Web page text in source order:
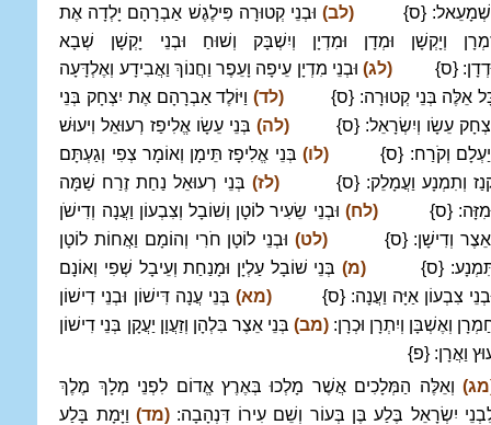
{ס}(לב) וּבְנֵי קְטוּרָה פִּילֶגֶשׁ אַבְרָהָם יָלְדָה אֶת
וְיָקְשָׁן וּמְדָן וּמִדְיָן וְיִשְׁבָּק וְשׁוּחַ וּבְנֵי יָקְשָׁן שְׁבָא
{ס} (לג) וּבְנֵי מִדְיָן עֵיפָה וָעֵפֶר וַחֲנוֹךְ וַאֲבִידָע וְאֶלְדָּעָה
אֵלֶּה בְּנֵי קְטוּרָה: {ס} (לד) וַיּוֹלֶד אַבְרָהָם אֶת יִצְחָק בְּנֵי
עֵשָׂו וְיִשְׂרָאֵל: {ס}(לה) בְּנֵי עֵשָׂו אֱלִיפַז רְעוּאֵל וִיעוּשׁ
וְקֹרַח: {ס} (לו) בְּנֵי אֱלִיפָז תֵּימָן וְאוֹמָר צְפִי וְגַעְתָּם
וְתִמְנָע וַעֲמָלֵק: {ס}(לז) בְּנֵי רְעוּאֵל נַחַת זֶרַח שַׁמָּה
{ס}(לח) וּבְנֵי שֵׂעִיר לוֹטָן וְשׁוֹבָל וְצִבְעוֹן וַעֲנָה וְדִישֹׁן
וְדִישָׁן: {ס}(לט) וּבְנֵי לוֹטָן חֹרִי וְהוֹמָם וַאֲחוֹת לוֹטָן
{ס}(מ) בְּנֵי שׁוֹבָל עַלְיָן וּמָנַחַת וְעֵיבָל שְׁפִי וְאוֹנָם
צִבְעוֹן אַיָּה וַעֲנָה: {ס}(מא) בְּנֵי עֲנָה דִּישׁוֹן וּבְנֵי דִישׁוֹן
וְאֶשְׁבָּן וְיִתְרָן וּכְרָן:(מב) בְּנֵי אֵצֶר בִּלְהָן וְזַעֲוָן יַעֲקָן בְּנֵי דִישׁוֹן
וַאֲרָן: {פ}
וְאֵלֶּה הַמְּלָכִים אֲשֶׁר מָלְכוּ בְּאֶרֶץ אֱדוֹם לִפְנֵי מְלָךְ מֶלֶךְ
יִשְׂרָאֵל בֶּלַע בֶּן בְּעוֹר וְשֵׁם עִירוֹ דִּנְהָבָה: (מד) וַיָּמָת בָּלַע